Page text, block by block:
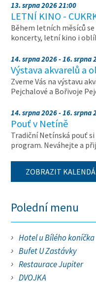
13. srpna 2026 21:00
LETNÍ KINO -
Během letních měsíců
koncerty, letní kino i
14. srpna 2026 - 16. srpna
Výstava akvarelů a
Zveme Vás na výstavu
Pejchalové a Bořivoje
14. srpna 2026 - 16. srpna
Pouť v Netíně
Tradiční Netínská pouť
program. Neváhejte a
ZOBRAZIT
Polední menu
Hotel u Bílého koníčka
Bufet U Zastávky
Restaurace Jupiter
DVOJKA